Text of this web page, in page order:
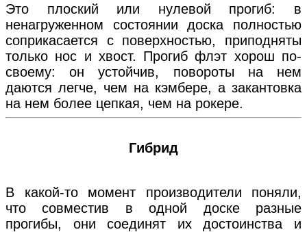
Это плоский или нулевой прогиб: в
ненагруженном состоянии доска полностью
соприкасается с поверхностью, приподняты
только нос и хвост. Прогиб флэт хорош по-
своему: он устойчив, повороты на нем
даются легче, чем на кэмбере, а закантовка
на нем более цепкая, чем на рокере.
Гибрид
В какой-то момент производители поняли,
что совместив в одной доске разные
прогибы, они соединят их достоинства и